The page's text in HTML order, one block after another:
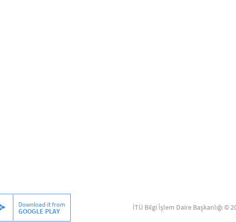
Download it from
GOOGLE PLAY İTÜ Bilgi İşlem Daire Başkanlığı ©